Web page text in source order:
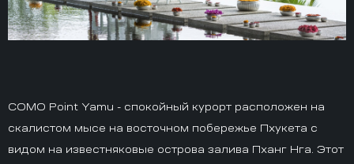
COMO Point Yamu - спокойный курорт расположен на
скалистом мысе на восточном побережье Пхукета с
видом на известняковые острова залива Пханг Нга. Этот